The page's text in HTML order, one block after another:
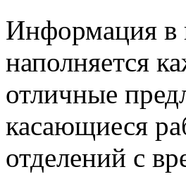
Информация в
наполняется
отличные
касающиеся
отделений с